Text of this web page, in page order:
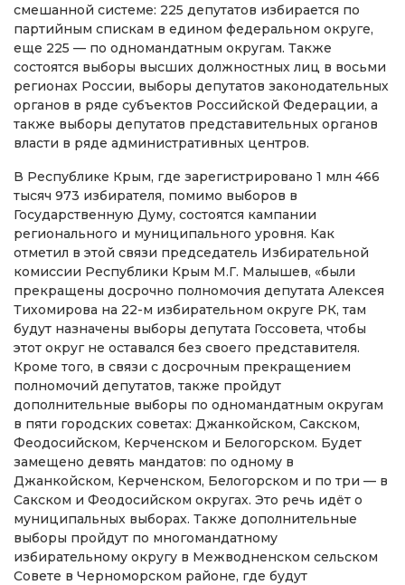
смешанной системе: 225 депутатов избирается по
партийным спискам в едином федеральном округе,
еще 225 — по одномандатным округам. Также
состоятся выборы высших должностных лиц в восьми
регионах России, выборы депутатов законодательных
органов в ряде субъектов Российской Федерации, а
также выборы депутатов представительных органов
власти в ряде административных центров.
В Республике Крым, где зарегистрировано 1 млн 466
тысяч 973 избирателя, помимо выборов в
Государственную Думу, состоятся кампании
регионального и муниципального уровня. Как
отметил в этой связи председатель Избирательной
комиссии Республики Крым М.Г. Малышев, «были
прекращены досрочно полномочия депутата Алексея
Тихомирова на 22-м избирательном округе РК, там
будут назначены выборы депутата Госсовета, чтобы
этот округ не оставался без своего представителя.
Кроме того, в связи с досрочным прекращением
полномочий депутатов, также пройдут
дополнительные выборы по одномандатным округам
в пяти городских советах: Джанкойском, Сакском,
Феодосийском, Керченском и Белогорском. Будет
замещено девять мандатов: по одному в
Джанкойском, Керченском, Белогорском и по три — в
Сакском и Феодосийском округах. Это речь идёт о
муниципальных выборах. Также дополнительные
выборы пройдут по многомандатному
избирательному округу в Межводненском сельском
Совете в Черноморском районе, где будут